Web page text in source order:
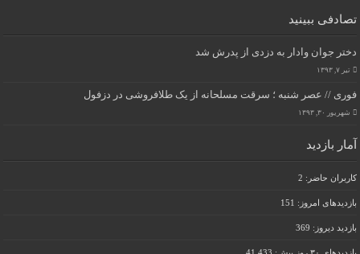
تصادفی ببینید
دختر​ جوان وادار به دزدی از پدرش شد
تیر ۷, ۱۳۹۳
فوری // عصر شنبه ؛ سرقت مسلحانه از یک طلافروشی در دزفول
شهریور ۳۰, ۱۳۹۳
آمار بازدید
کاربران حاضر: 2
بازدیدهای امروز: 151
بازدید دیروز: 369